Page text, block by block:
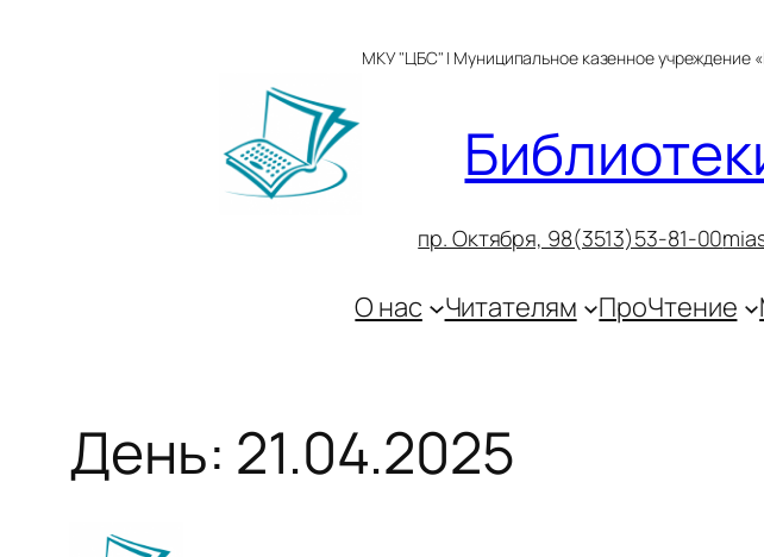
МКУ "ЦБС" | Муниципальное казенное учреждение
пр. Октября, 98(3513)53-81-00
О нас Читателям ПроЧтение
День: 21.04.2025